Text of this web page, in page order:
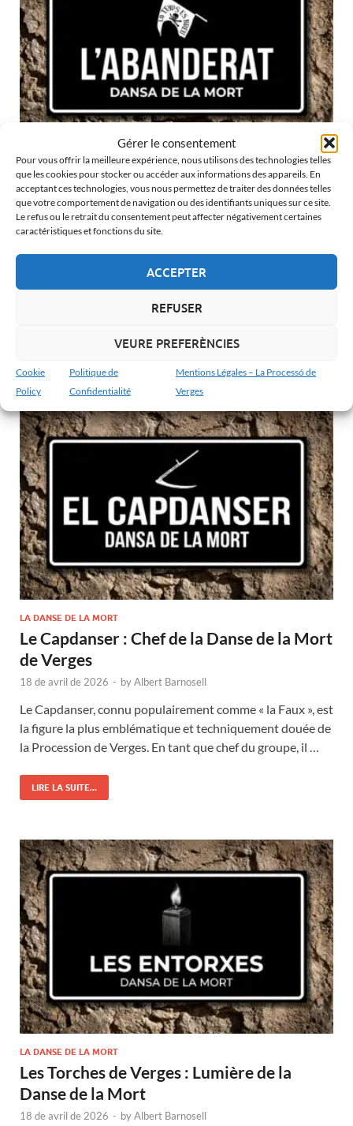
Gérer le consentement
Pour vous offrir la meilleure expérience, nous utilisons des technologies telles
que les cookies pour stocker ou accéder aux informations des appareils. En
acceptant ces technologies, vous nous permettez de traiter des données telles
que votre comportement de navigation ou des identifiants uniques sur ce site.
Le refus ou le retrait du consentement peut affecter négativement certaines
caractéristiques et fonctions du site.
ACCEPTER
REFUSER
VEURE PREFERÈNCIES
Cookie
Policy
Politique de
Confidentialité
Mentions Légales – La Processó de
Verges
LA DANSE DE LA MORT
Le Porte-Étendard de la Danse de la Mort
de Verges
19 de avril de 2026-byAlbert Barnosell
Juste derrière le frénétique Danseur en Chef, apparaît la
figure qui donne un sens narratif et philosophique à toute
la procession de Verges : Le Porte-Étendard. À la
LA DANSE DE LA MORT
Le Capdanser : Chef de la Danse de la Mort
de Verges
18 de avril de 2026 - byAlbert Barnosell
Le Capdanser, connu populairement comme « la Faux », est
la figure la plus emblématique et techniquement douée de
la Procession de Verges. En tant que chef du groupe, il …
LIRE LA SUITE...
LA DANSE DE LA MORT
Les Torches de Verges : Lumière de la
Danse de la Mort
18 de avril de 2026 - byAlbert Barnosell